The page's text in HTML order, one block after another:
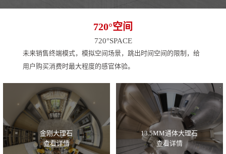
720°空间
720°SPACE
未来销售终端模式，模拟空间场景，跳出时间空间的限制，给
用户购买消费时最大程度的感官体验。
金刚大理石
查看详情
13.5MM通体大理石
查看详情